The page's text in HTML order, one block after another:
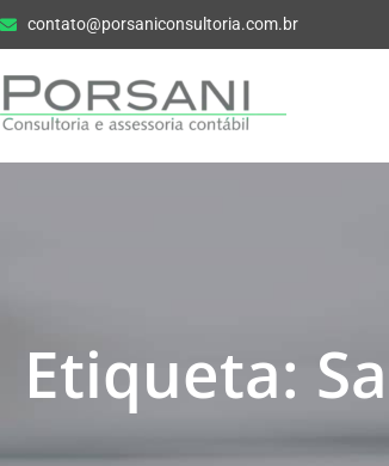
contato@porsaniconsultoria.com.br
Etiqueta: